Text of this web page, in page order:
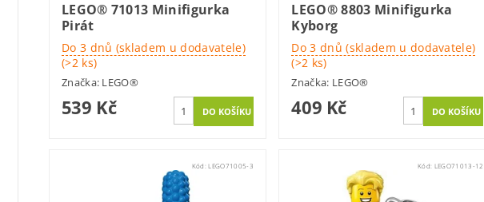
LEGO® 71013 Minifigurka
Pirát
Do 3 dnů (skladem u dodavatele)
(>2 ks)
Značka: LEGO®
539 Kč
LEGO® 8803 Minifigurka
Kyborg
Do 3 dnů (skladem u dodavatele)
(>2 ks)
Značka: LEGO®
409 Kč
Kód:LEGO71005-3 Kód: LEGO71013-12